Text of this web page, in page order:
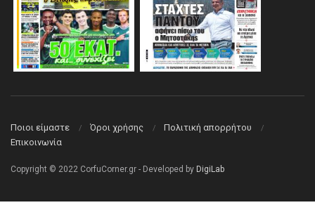
Ποιοι είμαστε Όροι χρήσης
Πολιτική απορρήτου
Επικοινωνία
Copyright © 2022 CorfuCorner.gr - Developed by DigiLab